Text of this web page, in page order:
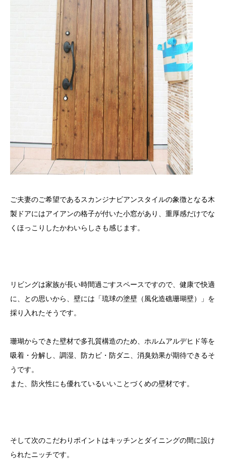
ご夫妻のご希望であるスカンジナビアンスタイルの象徴となる木
製ドアにはアイアンの格子が付いた小窓があり、重厚感だけでな
くほっこりしたかわいらしさも感じます。
リビングは家族が長い時間過ごすスペースですので、健康で快適
に、との思いから、壁には「琉球の塗壁（風化造礁珊瑚壁）」を
採り入れたそうです。
珊瑚からできた壁材で多孔質構造のため、ホルムアルデヒド等を
吸着・分解し、調湿、防カビ・防ダニ、消臭効果が期待できるそ
うです。
また、防火性にも優れているいいことづくめの壁材です。
そして次のこだわりポイントはキッチンとダイニングの間に設け
られたニッチです。